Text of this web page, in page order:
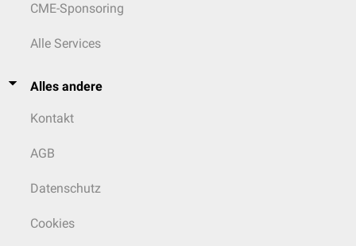
CME-Sponsoring
Alle Services
Alles andere
Kontakt
AGB
Datenschutz
Cookies